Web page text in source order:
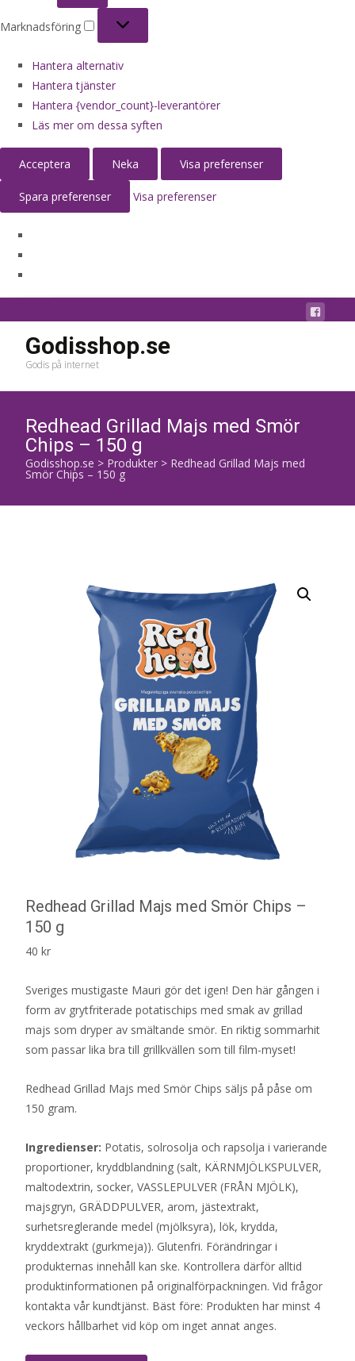
Marknadsföring
Hantera alternativ
Hantera tjänster
Hantera {vendor_count}-leverantörer
Läs mer om dessa syften
Acceptera Neka Visa preferenser
Spara preferenser Visa preferenser
Godisshop.se
Godis på internet
Redhead Grillad Majs med Smör
Chips – 150 g
Godisshop.se > Produkter > Redhead Grillad Majs med
Smör Chips – 150 g
Redhead Grillad Majs med Smör Chips –
150 g
40 kr
Sveriges mustigaste Mauri gör det igen! Den här gången i
form av grytfriterade potatischips med smak av grillad
majs som dryper av smältande smör. En riktig sommarhit
som passar lika bra till grillkvällen som till film-myset!
Redhead Grillad Majs med Smör Chips säljs på påse om
150 gram.
Ingredienser: Potatis, solrosolja och rapsolja i varierande
proportioner, kryddblandning (salt, KÄRNMJÖLKSPULVER,
maltodextrin, socker, VASSLEPULVER (FRÅN MJÖLK),
majsgryn, GRÄDDPULVER, arom, jästextrakt,
surhetsreglerande medel (mjölksyra), lök, krydda,
kryddextrakt (gurkmeja)). Glutenfri. Förändringar i
produkternas innehåll kan ske. Kontrollera därför alltid
produktinformationen på originalförpackningen. Vid frågor
kontakta vår kundtjänst. Bäst före: Produkten har minst 4
veckors hållbarhet vid köp om inget annat anges.